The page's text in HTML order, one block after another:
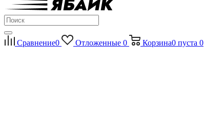
Сравнение0 Отложенные 0 Корзина0 пуста 0